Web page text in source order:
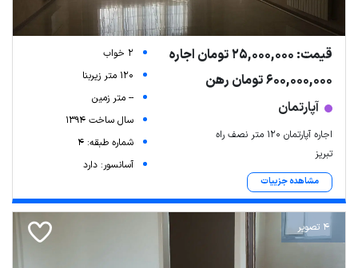
قیمت: 25,000,000 تومان اجاره
600,000,000 تومان رهن
آپارتمان
اجاره آپارتمان ۱۲۰ متر نصف راه
تبریز
مشاهده جزییات
2 خواب
120 متر زیربنا
-- متر زمین
سال ساخت 1394
شماره طبقه: 4
آسانسور: دارد
4 تصویر